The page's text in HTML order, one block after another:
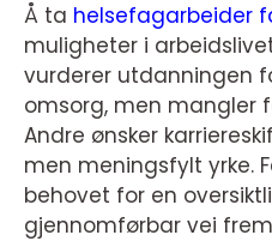
Å ta helsefagarbeider
muligheter i
vurderer utdanningen
omsorg, men mangler
Andre ønsker
men meningsfylt yrke.
behovet for en
gjennomførbar vei